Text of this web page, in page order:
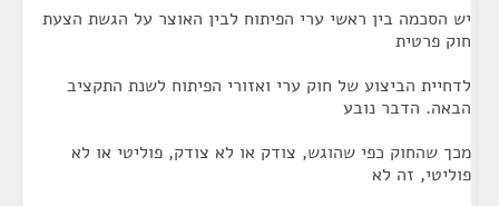
יש הסכמה בין ראשי ערי הפיתוח לבין האוצר על הגשת הצעת
חוק פרטית
לדחיית הביצוע של חוק ערי ואזורי הפיתוח לשנת התקציב
הבאה. הדבר נובע
מכך שהחוק כפי שהוגש, צודק או לא צודק, פוליטי או לא
פוליטי, זה לא